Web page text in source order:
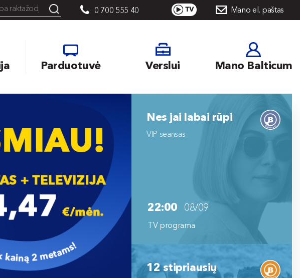
0 700 555 40 Mano el. paštas
Parduotuvė Verslui Mano Balticum
22:00 08/09
Nes jai labai rūpi
VIP seansas
TV programa
12 stipriausių